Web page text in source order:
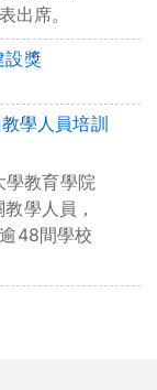
出席。
設獎
學人員培訓
學教育學院
學人員，
48間學校